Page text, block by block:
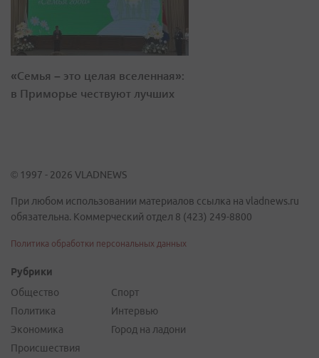
«Семья – это целая вселенная»:
в Приморье чествуют лучших
© 1997 - 2026 VLADNEWS
При любом использовании материалов ссылка на vladnews.ru
обязательна. Коммерческий отдел 8 (423) 249-8800
Политика обработки персональных данных
Рубрики
Общество
Политика
Экономика
Происшествия
Спорт
Интервью
Город на ладони